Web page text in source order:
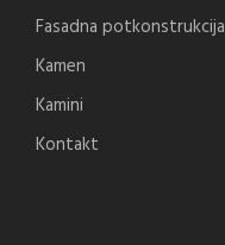
Fasadna potkonstrukcija
Kamen
Kamini
Kontakt